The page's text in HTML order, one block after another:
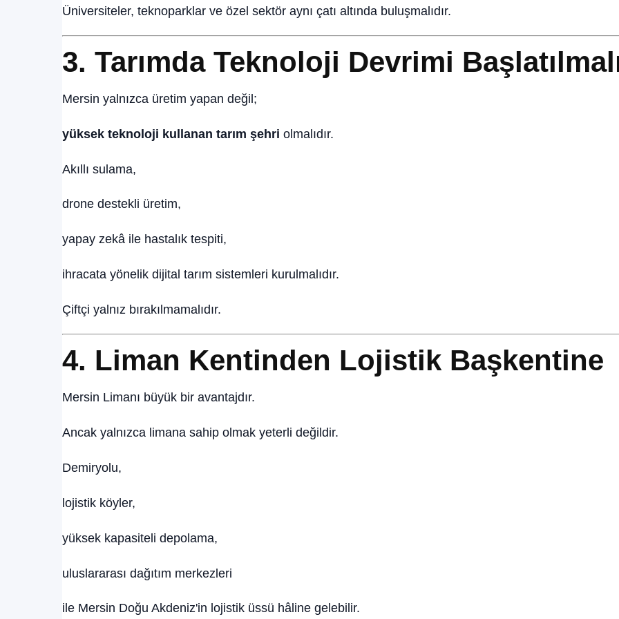
Üniversiteler, teknoparklar ve özel sektör aynı çatı altında buluşmalıdır.
3. Tarımda Teknoloji Devrimi
Mersin yalnızca üretim yapan değil;
yüksek teknoloji kullanan tarım şehri olmalıdır.
Akıllı sulama,
drone destekli üretim,
yapay zekâ ile hastalık tespiti,
ihracata yönelik dijital tarım sistemleri kurulmalıdır.
Çiftçi yalnız bırakılmamalıdır.
4. Liman Kentinden Lojistik Başkentine
Mersin Limanı büyük bir avantajdır.
Ancak yalnızca limana sahip olmak yeterli değildir.
Demiryolu,
lojistik köyler,
yüksek kapasiteli depolama,
uluslararası dağıtım merkezleri
ile Mersin Doğu Akdeniz'in lojistik üssü hâline gelebilir.